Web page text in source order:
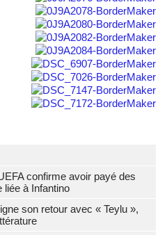
confirme avoir payé des
liée à Infantino
son retour avec « Teylu »,